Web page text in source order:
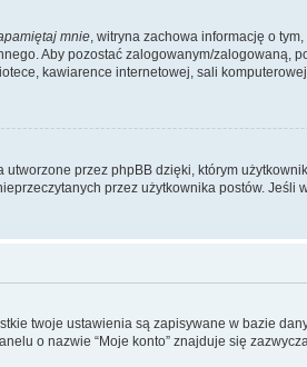
mnie , witryna zachowa informację o
Aby pozostać zalogowanym/zalogowaną,
kawiarence internetowej, sali
utworzone przez phpBB dzięki, którym
przez użytkownika postów.
twoje ustawienia są zapisywane w bazie
o nazwie “Moje konto” znajduje się